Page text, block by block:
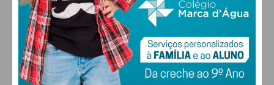
FARMACIAS DE SERVIÇO EM PAÇOS DE
FERREIRA